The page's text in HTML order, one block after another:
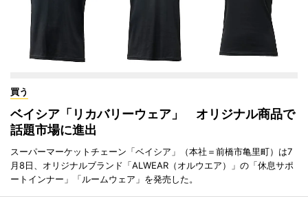
買う
ベイシア「リカバリーウェア」 オリジナル商品で
話題市場に進出
スーパーマーケットチェーン「ベイシア」（本社＝前橋市亀里町）は7
月8日、オリジナルブランド「ALWEAR（オルウエア）」の「休息サポ
ートインナー」「ルームウェア」を発売した。